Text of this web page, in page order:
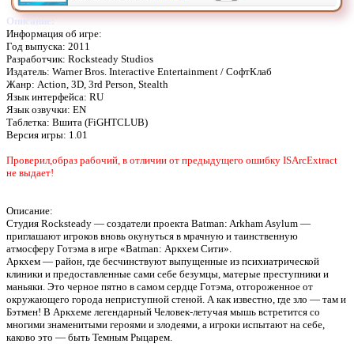
Описание:
Информация об игре:
Год выпуска: 2011
Разработчик: Rocksteady Studios
Издатель: Warner Bros. Interactive Entertainment / СофтКлаб
Жанр: Action, 3D, 3rd Person, Stealth
Язык интерфейса: RU
Язык озвучки: EN
Таблетка: Вшита (FiGHTCLUB)
Версия игры: 1.01
Проверил,образ рабочий, в отличии от предыдущего ошибку ISArcExtract
не выдает!
Описание:
Студия Rocksteady — создатели проекта Batman: Arkham Asylum —
приглашают игроков вновь окунуться в мрачную и таинственную
атмосферу Готэма в игре «Batman: Аркхем Сити».
Аркхем — район, где бесчинствуют выпущенные из психиатрической
клиники и предоставленные сами себе безумцы, матерые преступники и
маньяки. Это черное пятно в самом сердце Готэма, отгороженное от
окружающего города неприступной стеной. А как известно, где зло — там и
Бэтмен! В Аркхеме легендарный Человек-летучая мышь встретится со
многими знаменитыми героями и злодеями, а игроки испытают на себе,
каково это — быть Темным Рыцарем.